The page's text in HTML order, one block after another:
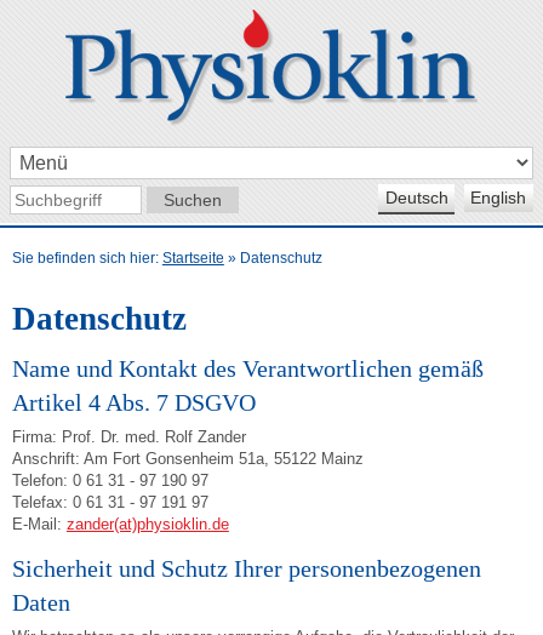
Deutsch English
Sie befinden sich hier: Startseite » Datenschutz
Datenschutz
Name und Kontakt des Verantwortlichen gemäß
Artikel 4 Abs. 7 DSGVO
Firma: Prof. Dr. med. Rolf Zander
Anschrift: Am Fort Gonsenheim 51a, 55122 Mainz
Telefon: 0 61 31 - 97 190 97
Telefax: 0 61 31 - 97 191 97
E-Mail: zander(at)physioklin.de
Sicherheit und Schutz Ihrer personenbezogenen
Daten